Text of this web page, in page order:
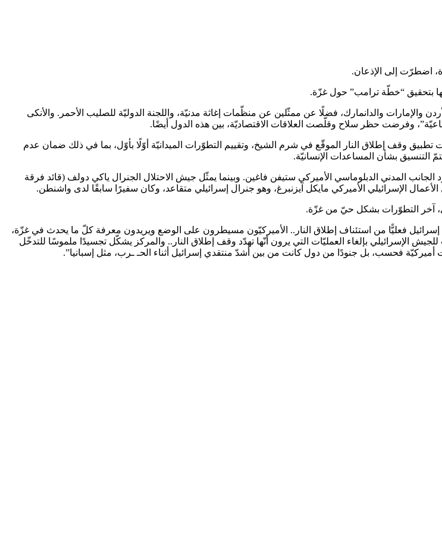
اضطرّت إلى الإذعان.
بتحقيق “خطّة ترامب” حول غزّة.
والإمارات والدانمارك، فضلًا عن ممثّلين عن منظّمات إغاثة مدنيّة، واللجنة الدوليّة للصليب الأحمر. والأنكى
جماعيّة”، وفرضت حظر سلاح وقلّصت العلاقات الاقتصاديّة، بين هذه الدول أيضًا.
وقف إطلاق النار الموقّع في شرم الشيخ، وتقييم التطوّرات الميدانيّة أوّلًا بأوّل، بما في ذلك ضمان عدم
التنسيق بشأن المساعدات الإنسانيّة.
الجانب المدني الدبلوماسي الأميركي ستيفن فاغين. وبينما يمثّل جيش الاحتلال الجنرال ياكي دولف (قائد فرقة
الإسرائيلي الأميركي مايكل آيزنبرغ، وهو جنرال إسرائيلي متقاعد، وكان سفيرًا سابقًا لدى واشنطن.
فعليًّا من استئناف إطلاق النار.. الأميركيّون مسيطرون على الوضع ويريدون معرفة كلّ ما يحدث في غزّة،
الإسرائيلي بإلغاء العمليّات التي يرون أنّها تهدّد وقف إطلاق النار.. والمركز يشكّل تجسيدًا ملموسًا للتدخّل
فحسب، بل جنودًا من دول كانت من بين أشدّ منتقدي إسرائيل أثناء الحـ ـرب، مثل إسبانيا”.